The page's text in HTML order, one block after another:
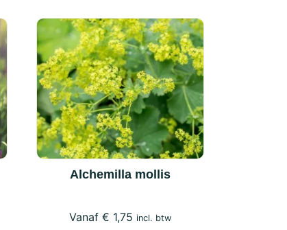
Alchemilla mollis
€ 1,75 incl. btw